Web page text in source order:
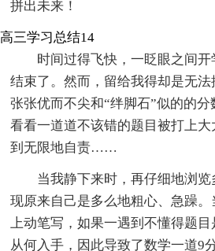
拼出未来！
高三学习总结14
时间过得飞快，一眨眼之间
结束了。然而，留给我得却是无
张张优而不尖和“绊脚石”似的的
看看一道道不该错的题目被打上
到无限地自责……
当我静下来时，再仔细地浏
现原来自己是多么地粗心、急躁
上动笔写，如果一遇到不懂得题
从何入手，因此导致了数学一道9